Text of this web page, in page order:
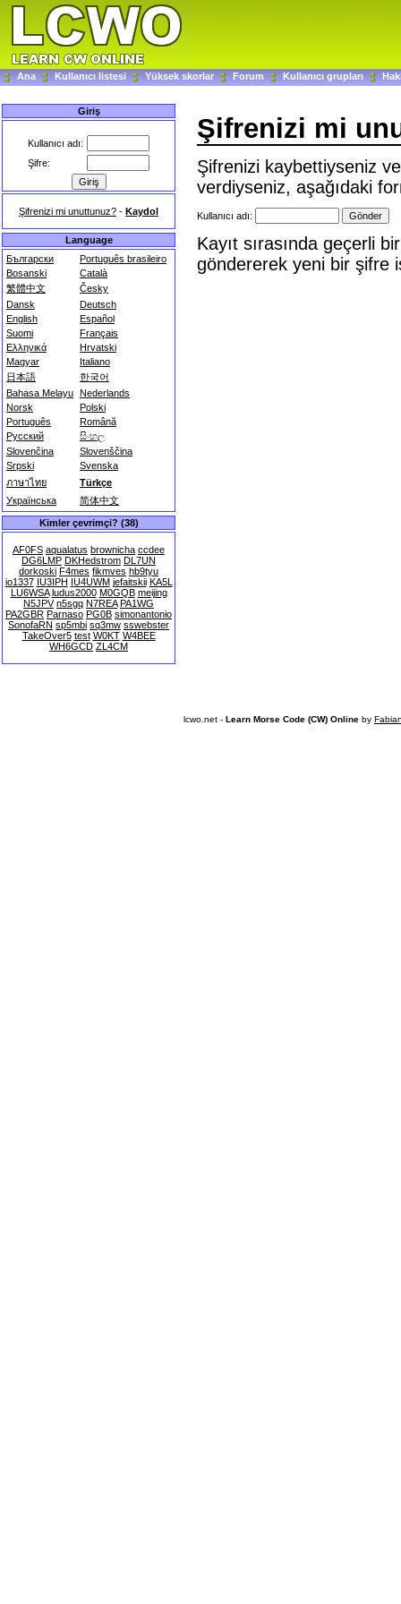
Ana Kullanıcı listesi Yüksek skorlar Forum Kullanıcı grupları
Giriş
Kullanıcı adı:
Şifre:
Şifrenizi mi unuttunuz? - Kaydol
Language
Български
Português brasileiro
Bosanski
Català
繁體中文
Česky
Dansk
Deutsch
English
Español
Suomi
Français
Ελληνικά
Hrvatski
Magyar
Italiano
日本語
한국어
Bahasa Melayu Nederlands
Norsk
Polski
Português
Română
Русский
සිංහල
Slovenčina
Slovenščina
Srpski
Svenska
ภาษาไทย
Türkçe
Українська
简体中文
Kimler çevrimçi? (38)
AF0FS aqualatus brownicha ccdee
DG6LMP DKHedstrom DL7UN
dorkoski F4mes fikmves hb9tyu
io1337 IU3IPH IU4UWM jefaitskii KA5L
LU6WSA ludus2000 M0GQB meijing
N5JPV n5sgq N7REA PA1WG
PA2GBR Parnaso PG0B simonantonio
SonofaRN sp5mbi sq3mw sswebster
TakeOver5 test W0KT W4BEE
WH6GCD ZL4CM
Şifrenizi mi
Şifrenizi kaybettiyseniz
verdiyseniz, aşağıdaki
Kullanıcı adı:
Kayıt sırasında geçerli
göndererek yeni bir şifre
lcwo.net - Learn Morse Code (CW) Online by